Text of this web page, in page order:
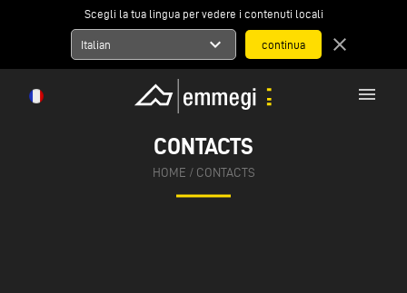
Scegli la tua lingua per vedere i contenuti locali
Italian expand_more close
menu
CONTACTS
HOME / CONTACTS